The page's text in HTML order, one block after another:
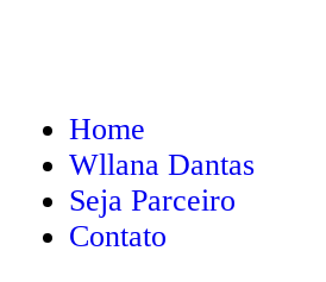
Home
Wllana Dantas
Seja Parceiro
Contato